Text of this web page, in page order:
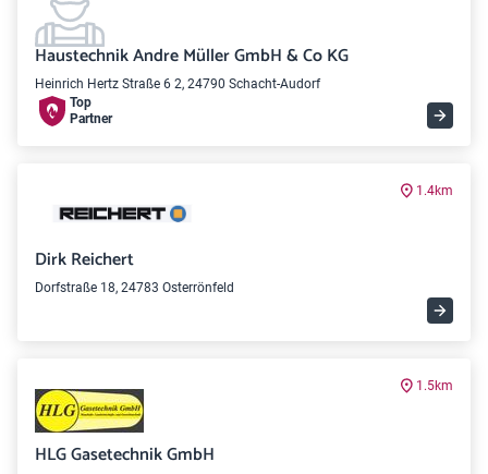
Haustechnik Andre Müller GmbH & Co KG
Heinrich Hertz Straße 6 2, 24790 Schacht-Audorf
Top
Partner
1.4km
Dirk Reichert
Dorfstraße 18, 24783 Osterrönfeld
1.5km
HLG Gasetechnik GmbH